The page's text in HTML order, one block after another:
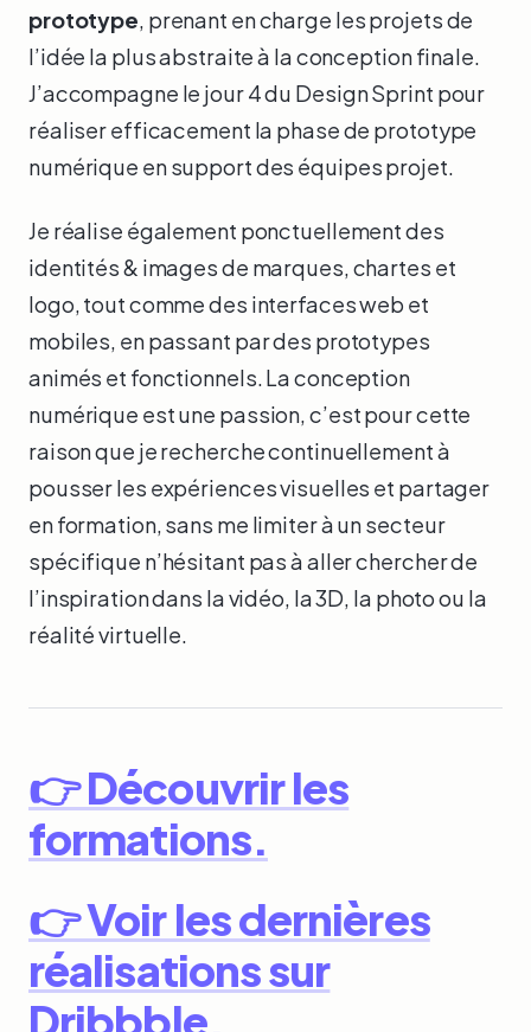
prototype, prenant en charge les projets de
l’idée la plus abstraite à la conception finale.
J’accompagne le jour 4 du Design Sprint pour
réaliser efficacement la phase de prototype
numérique en support des équipes projet.
Je réalise également ponctuellement des
identités & images de marques, chartes et
logo, tout comme des interfaces web et
mobiles, en passant par des prototypes
animés et fonctionnels. La conception
numérique est une passion, c’est pour cette
raison que je recherche continuellement à
pousser les expériences visuelles et partager
en formation, sans me limiter à un secteur
spécifique n’hésitant pas à aller chercher de
l’inspiration dans la vidéo, la 3D, la photo ou la
réalité virtuelle.
👉 Découvrir les
formations.
👉 Voir les dernières
réalisations sur
Dribbble.